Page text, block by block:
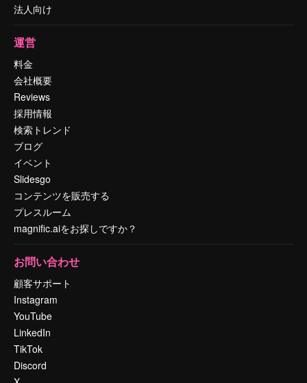
法人向け
運営
料金
会社概要
Reviews
採用情報
検索トレンド
ブログ
イベント
Slidesgo
コンテンツを販売する
プレスルーム
magnific.aiをお探しですか？
お問い合わせ
顧客サポート
Instagram
YouTube
LinkedIn
TikTok
Discord